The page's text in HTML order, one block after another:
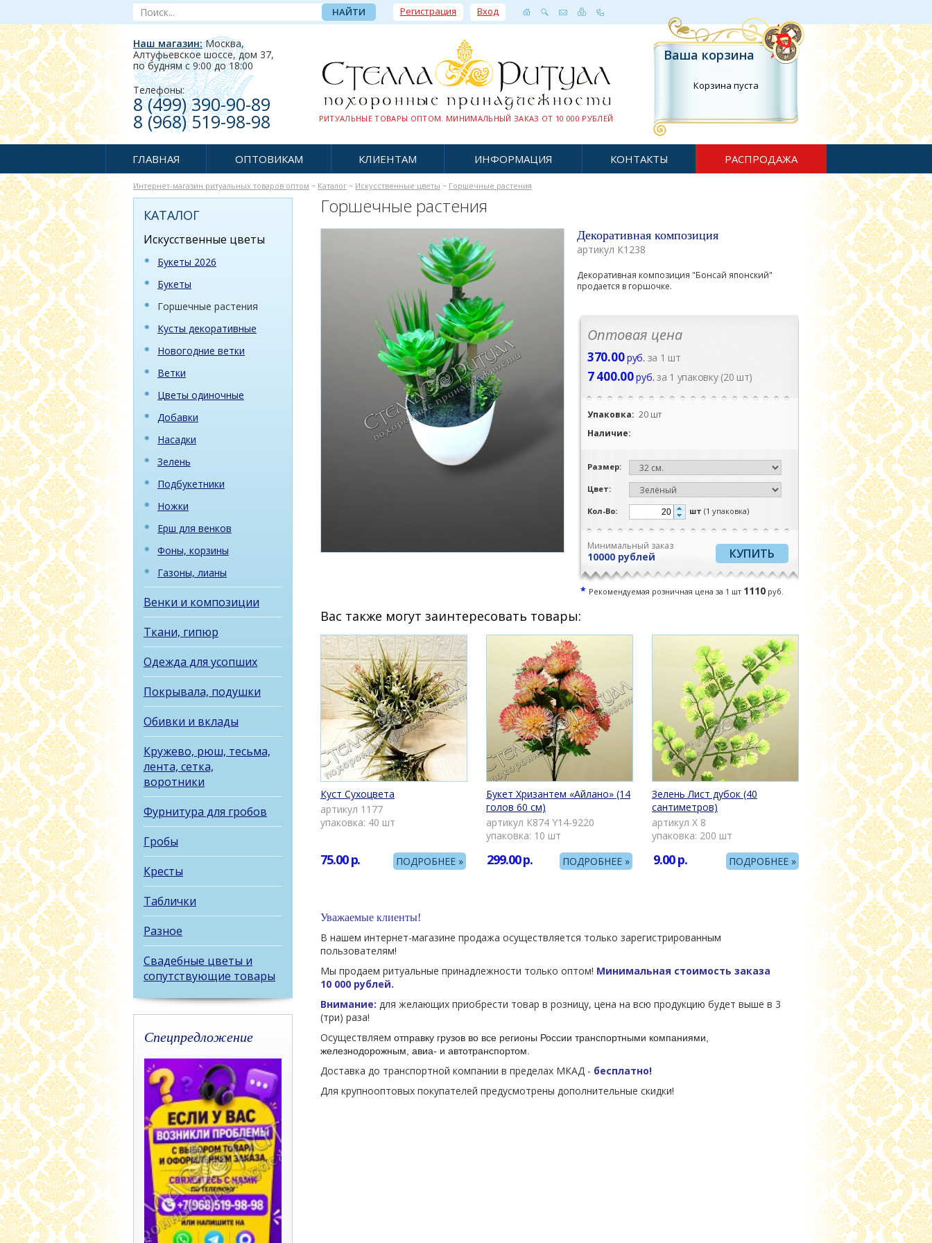
Регистрация Вход
РИТУАЛЬНЫЕ ТОВАРЫ ОПТОМ. МИНИМАЛЬНЫЙ ЗАКАЗ ОТ 10 000 РУБЛЕЙ
Наш магазин:Москва,
Алтуфьевское шоссе, дом 37,
по будням c 9:00 до 18:00
Телефоны:
8 (499) 390-90-89
8 (968) 519-98-98
Ваша корзина
Корзина пуста
ГЛАВНАЯ ОПТОВИКАМ КЛИЕНТАМ ИНФОРМАЦИЯ КОНТАКТЫ РАСПРОДАЖА
Интернет-магазин ритуальных товаров оптом ~ Каталог ~ Искусственные цветы ~ Горшечные растения
КАТАЛОГ
Искусственные цветы
Букеты 2026
Букеты
Горшечные растения
Кусты декоративные
Новогодние ветки
Ветки
Цветы одиночные
Добавки
Насадки
Зелень
Подбукетники
Ножки
Ерш для венков
Фоны, корзины
Газоны, лианы
Венки и композиции
Ткани, гипюр
Одежда для усопших
Покрывала, подушки
Обивки и вклады
Кружево, рюш, тесьма,
лента, сетка,
воротники
Фурнитура для гробов
Гробы
Кресты
Таблички
Разное
Свадебные цветы и
сопутствующие товары
Спецпредложение
Горшечные растения
Декоративная композиция
артикул К1238
Декоративная композиция "Бонсай японский"
продается в горшочке.
Оптовая цена
370.00руб. за 1 шт
7 400.00руб. за 1 упаковку (20 шт)
Упаковка: 20 шт
Наличие:
Размер:
Цвет:
Кол-Во: шт (1 упаковка)
Минимальный заказ
10000 рублей
* Рекомендуемая розничная цена за 1 шт 1110 руб.
Вас также могут заинтересовать товары:
Куст Сухоцвета
артикул 1177
упаковка: 40 шт
Букет Хризантем «Айлано» (14
голов 60 см)
артикул К874 Y14-9220
упаковка: 10 шт
Зелень Лист дубок (40
сантиметров)
артикул Х 8
упаковка: 200 шт
ПОДРОБНЕЕ »
75.00р. ПОДРОБНЕЕ »
299.00р. ПОДРОБНЕЕ »
9.00р.
Уважаемые клиенты!
В нашем интернет-магазине продажа осуществляется только зарегистрированным
пользователям!
Мы продаем ритуальные принадлежности только оптом! Минимальная стоимость заказа
10 000 рублей.
Внимание: для желающих приобрести товар в розницу, цена на всю продукцию будет выше в 3
(три) раза!
Осуществляем отправку грузов во все регионы России транспортными компаниями,
железнодорожным, авиа- и автотранспортом.
Доставка до транспортной компании в пределах МКАД - бесплатно!
Для крупнооптовых покупателей предусмотрены дополнительные скидки!